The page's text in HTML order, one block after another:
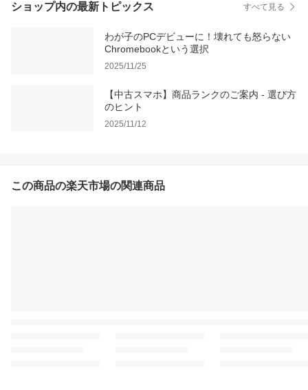
ショップ内の最新トピックス すべて見る
わが子のPCデビューに！壊れても怒らない
Chromebookという選択
2025/11/25
【中古スマホ】商品ランクのご案内 - 選び方
のヒント
2025/11/12
この商品の楽天市場の関連商品